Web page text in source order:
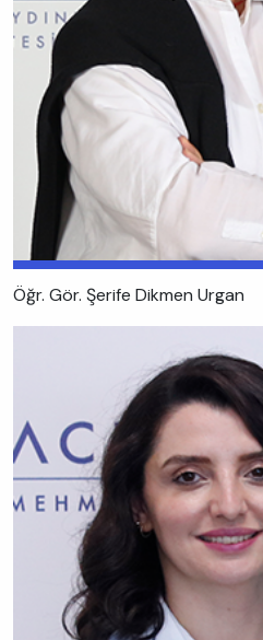
Öğr. Gör. Şerife Dikmen Urgan